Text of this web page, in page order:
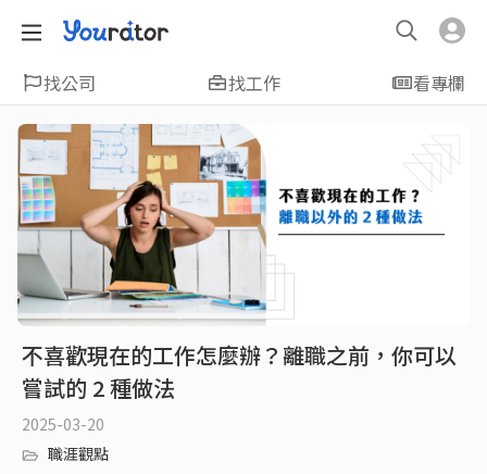
找公司 找工作 看專欄
不喜歡現在的工作怎麼辦？離職之前，你可以
嘗試的 2 種做法
2025-03-20
職涯觀點